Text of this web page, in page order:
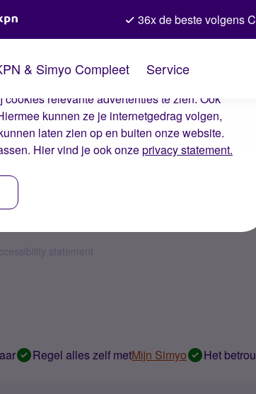
zorgen wij ervoor dat je ervaring op de
relevante advertenties te zien. Ook
kunnen ze je internetgedrag volgen,
laten zien op en buiten onze website.
Hier vind je ook onzeprivacy statement.
36x de beste volgens
& Simyo Compleet Service
Start een topic
statement
Regel alles zelf metMijn Simyo Het